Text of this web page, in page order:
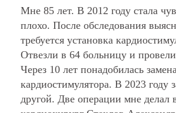
2013 г. - Обучающая
электрокардиостимуляции и
электрофизиологии в Клинике
Иерусалим, Израиль.
2014 г. - Курс по методике
абляции фибрилляции
Института Е.Н.Мешалкина, г.
Новосибирск.
Мне 85 лет. В 2012 году стала
плохо. После обследования
требуется установка
Отвезли в 64 больницу и
Через 10 лет понадобилась
кардиостимулятора. В 2023 году
другой. Две операции мне делал